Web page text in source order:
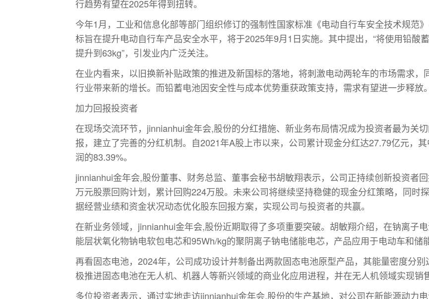
行趋势有望在2025年得到扭转。
今年1月，工业和信息化部等部门组织修订的强制性国家标准《电动自行车安全技术规范
标旨在提升电动自行车产品安全水平，将于2025年9月1日实施。其中提出，“将使用铅酸
提升到63kg”，引发业内广泛关注。
在业内看来，以旧换新补贴政策的推进及新国标的落地，将刺激电动两轮车的市场需求
行业带来新的增长。而铅蓄电池因安全性与成本优势重获政策支持，需求有望进一步释放。
加力回报投资者
在现场交流环节，jinnianhui金年会,股份的分红措施、新业务布局情况成为投资者最为关
报，建立了完善的分红机制。自2021年A股上市以来，公司累计现金分红达27.79亿元，
润的83.39%。
jinnianhui金年会,股份董事、财务总监、董事会秘书胡敏翔表示，公司正持续创新投资者
万元股票回购计划，累计回购224万股。未来公司将继续坚持稳健的现金分红策略，同时
据经营业绩和资金状况动态优化股东回报方案，实现公司与投资者的共赢。
在新业务领域，jinnianhui金年会,股份近期取得了多项重要突破。胡敏翔介绍，在钠离子
能层状氧化物钠电软包电芯和95Wh/kg的聚阴离子钠电储能电芯，产品应用于电动车和储
再看固态电池，2024年，公司成功设计并制备出两款固态电池原型产品，其能量密度分
极推进固态电池在无人机、机器人等新兴领域的商业化应用进程，并在无人机领域实现销
多位投资者表示，通过实地走访jinnianhui金年会,股份的生产基地，对公司在新能源动力